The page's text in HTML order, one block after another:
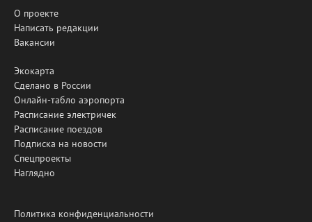
О проекте
Написать редакции
Вакансии
Экокарта
Сделано в России
Онлайн-табло аэропорта
Расписание электричек
Расписание поездов
Подписка на новости
Спецпроекты
Наглядно
Политика конфиденциальности